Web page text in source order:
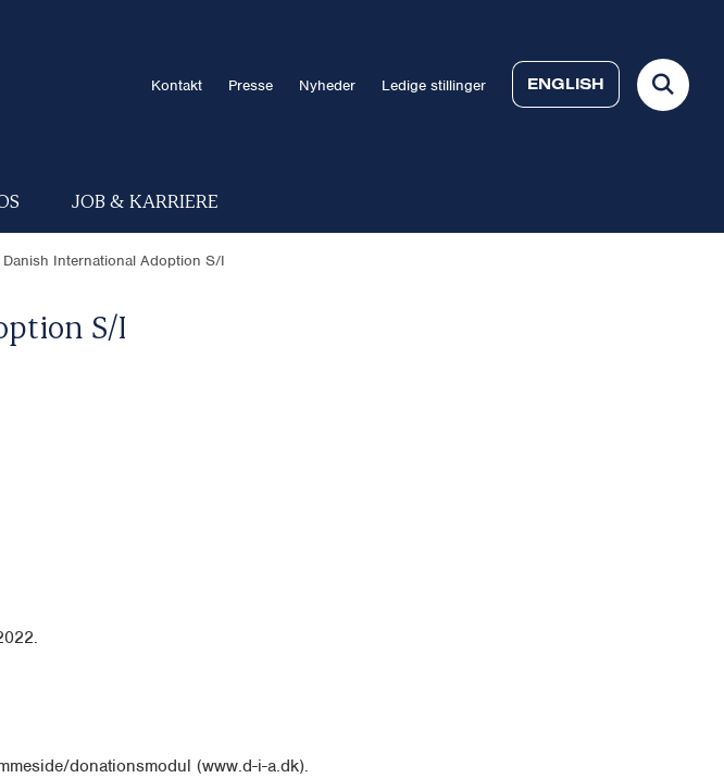
Kontakt Presse Nyheder Ledige stillinger ENGLISH
JOB & KARRIERE
Danish International Adoption S/I
S/I
donationsmodul (www.d-i-a.dk).